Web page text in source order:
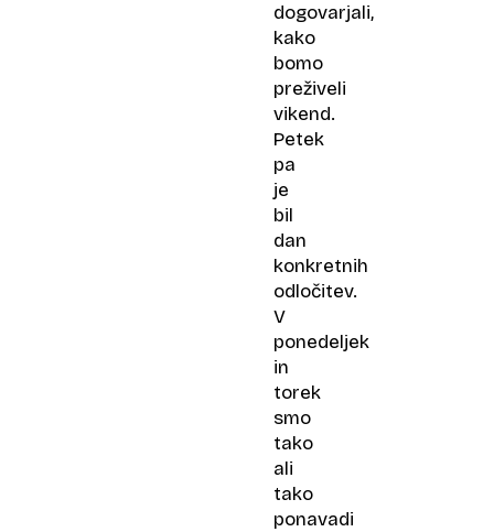
dogovarjali,
kako
bomo
preživeli
vikend.
Petek
pa
je
bil
dan
konkretnih
odločitev.
V
ponedeljek
in
torek
smo
tako
ali
tako
ponavadi